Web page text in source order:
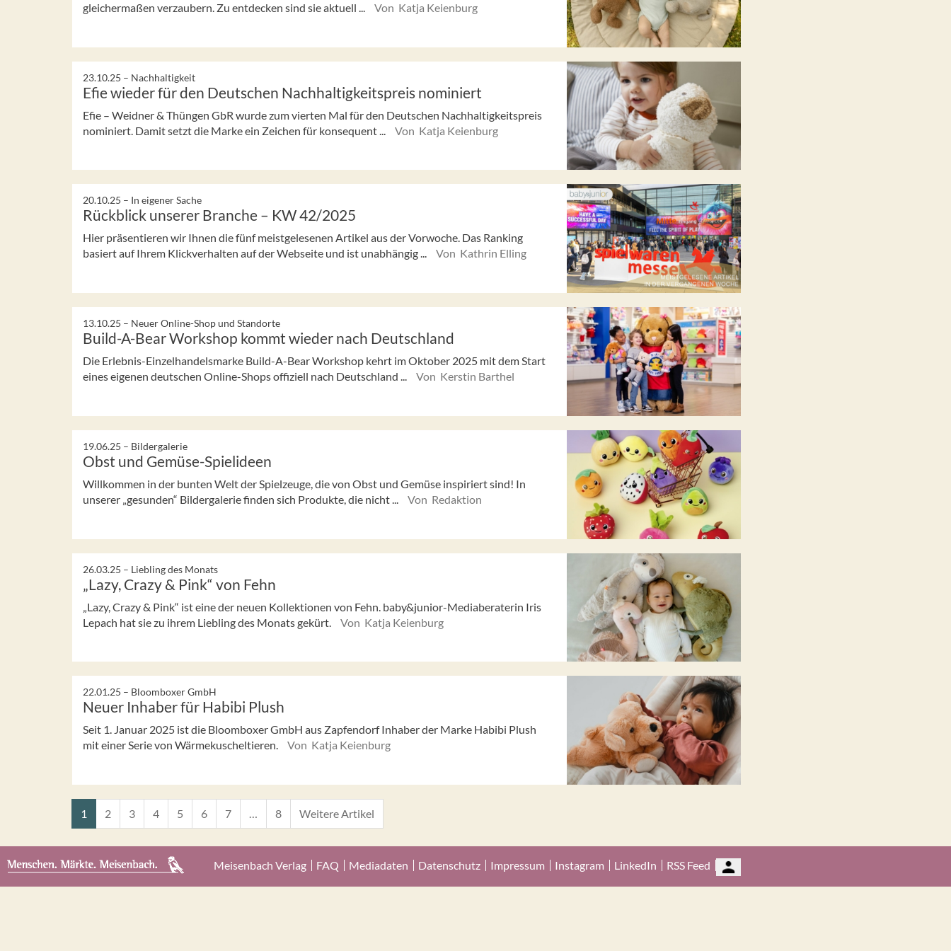
gleichermaßen verzaubern. Zu entdecken sind sie aktuell ... Von Katja Keienburg
23.10.25 – Nachhaltigkeit
Efie wieder für den Deutschen Nachhaltigkeitspreis nominiert
Efie – Weidner & Thüngen GbR wurde zum vierten Mal für den Deutschen Nachhaltigkeitspreis
nominiert. Damit setzt die Marke ein Zeichen für konsequent ...
Von Katja Keienburg
20.10.25 – In eigener Sache
Rückblick unserer Branche – KW 42/2025
Hier präsentieren wir Ihnen die fünf meistgelesenen Artikel aus der Vorwoche. Das Ranking
basiert auf Ihrem Klickverhalten auf der Webseite und ist unabhängig ...
Von Kathrin Elling
13.10.25 – Neuer Online-Shop und Standorte
Build-A-Bear Workshop kommt wieder nach Deutschland
Die Erlebnis-Einzelhandelsmarke Build-A-Bear Workshop kehrt im Oktober 2025 mit dem Start
eines eigenen deutschen Online-Shops offiziell nach Deutschland ...
Von Kerstin Barthel
19.06.25 – Bildergalerie
Obst und Gemüse-Spielideen
Willkommen in der bunten Welt der Spielzeuge, die von Obst und Gemüse inspiriert sind! In
unserer „gesunden“ Bildergalerie finden sich Produkte, die nicht ...
Von Redaktion
26.03.25 – Liebling des Monats
„Lazy, Crazy & Pink“ von Fehn
„Lazy, Crazy & Pink“ ist eine der neuen Kollektionen von Fehn. baby&junior-Mediaberaterin Iris
Lepach hat sie zu ihrem Liebling des Monats gekürt.
Von Katja Keienburg
22.01.25 – Bloomboxer GmbH
Neuer Inhaber für Habibi Plush
Seit 1. Januar 2025 ist die Bloomboxer GmbH aus Zapfendorf Inhaber der Marke Habibi Plush
mit einer Serie von Wärmekuscheltieren.
Von Katja Keienburg
1 2 3 4 5 6 7 … 8 Weitere Artikel
Meisenbach Verlag FAQ Mediadaten Datenschutz Impressum Instagram LinkedIn RSS Feed